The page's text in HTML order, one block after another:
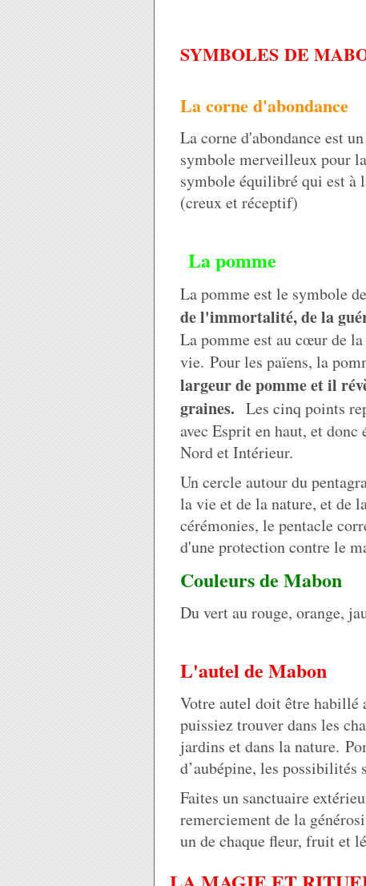
SYMBOLES DE
La corne d'abondance
La corne d'abondance est
symbole merveilleux pour
symbole équilibré qui est
(creux et réceptif)
La pomme
La pomme est le symbole
de l'immortalité, de la
La pomme est au cœur de
vie. Pour les païens, la
largeur de pomme et il
graines. Les cinq points
avec Esprit en haut, et
Nord et Intérieur.
Un cercle autour du
la vie et de la nature, et de
cérémonies, le pentacle
d'une protection contre le
Couleurs de Mabon
Du vert au rouge, orange,
L'autel de Mabon
Votre autel doit être habillé
puissiez trouver dans les
jardins et dans la nature.
d’aubépine, les possibilités
Faites un sanctuaire
remerciement de la
un de chaque fleur, fruit et